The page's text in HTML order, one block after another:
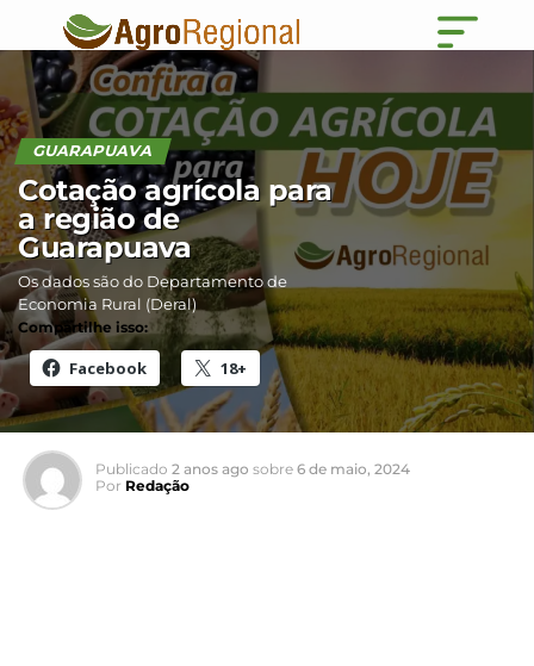
GUARAPUAVA
Cotação agrícola para
a região de
Guarapuava
Os dados são do Departamento de
Economia Rural (Deral)
Compartilhe isso:
Facebook 18+
Publicado 2 anos ago sobre 6 de maio, 2024
Por Redação